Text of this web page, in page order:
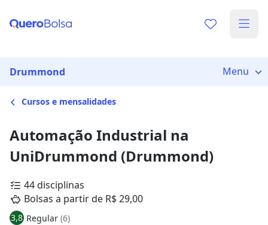
Drummond Menu
Cursos e mensalidades
Automação Industrial na
UniDrummond (Drummond)
44 disciplinas
Bolsas a partir de R$ 29,00
3,8 Regular (6)